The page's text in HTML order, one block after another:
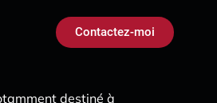
Contactez-moi
destiné à